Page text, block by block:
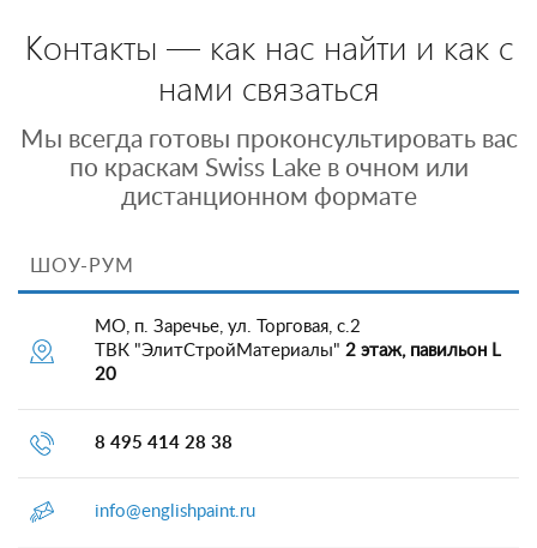
Контакты — как нас найти и как с
нами связаться
Мы всегда готовы проконсультировать вас
по краскам Swiss Lake в очном или
дистанционном формате
ШОУ-РУМ
МО, п. Заречье, ул. Торговая, с.2
ТВК "ЭлитСтройМатериалы" 2 этаж, павильон L
20
8 495 414 28 38
info@englishpaint.ru